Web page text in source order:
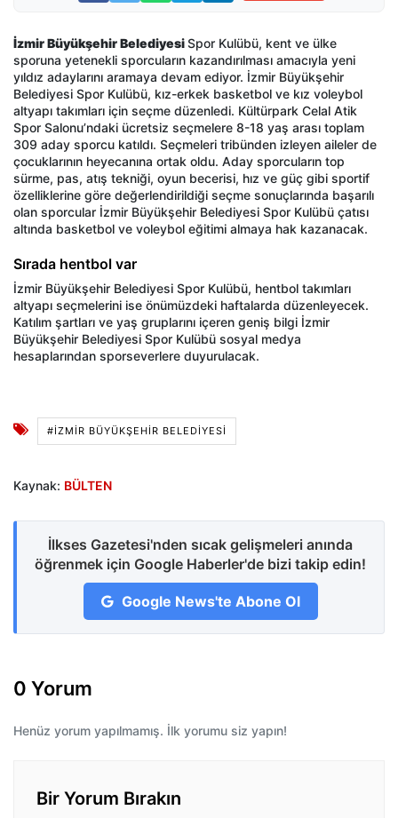
İzmir Büyükşehir BelediyesiSpor Kulübü, kent ve ülke
sporuna yetenekli sporcuların kazandırılması amacıyla yeni
yıldız adaylarını aramaya devam ediyor. İzmir Büyükşehir
Belediyesi Spor Kulübü, kız-erkek basketbol ve kız voleybol
altyapı takımları için seçme düzenledi. Kültürpark Celal Atik
Spor Salonu’ndaki ücretsiz seçmelere 8-18 yaş arası toplam
309 aday sporcu katıldı. Seçmeleri tribünden izleyen aileler de
çocuklarının heyecanına ortak oldu. Aday sporcuların top
sürme, pas, atış tekniği, oyun becerisi, hız ve güç gibi sportif
özelliklerine göre değerlendirildiği seçme sonuçlarında başarılı
olan sporcular İzmir Büyükşehir Belediyesi Spor Kulübü çatısı
altında basketbol ve voleybol eğitimi almaya hak kazanacak.
Sırada hentbol var
İzmir Büyükşehir Belediyesi Spor Kulübü, hentbol takımları
altyapı seçmelerini ise önümüzdeki haftalarda düzenleyecek.
Katılım şartları ve yaş gruplarını içeren geniş bilgi İzmir
Büyükşehir Belediyesi Spor Kulübü sosyal medya
hesaplarından sporseverlere duyurulacak.
#İZMIR BÜYÜKŞEHIR BELEDIYESI
Kaynak: BÜLTEN
İlkses Gazetesi'nden sıcak gelişmeleri anında
öğrenmek için Google Haberler'de bizi takip edin!
Google News'te Abone Ol
0 Yorum
Henüz yorum yapılmamış. İlk yorumu siz yapın!
Bir Yorum Bırakın